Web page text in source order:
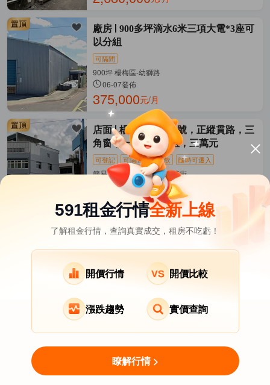
廠房
900多坪滴水6米三項大電*3座可
以分組
可隔間
900坪 楊梅區-幼獅路
06-07發佈
375,000元/月
店面
楊梅中山路14號，正縱貫路，三
角窗，一樓店面出租，三萬元
可登記 可隔間 可餐飲 隨時可遷入
簡易裝潢/20坪 楊梅區-大華街
06-04發佈
30,000元/月
其它租屋 熱門在租社區
龍潭區租屋
復興區租屋
關於我們 意見反饋 APP下載
Copyright © 2007-2026 by Addcn Technology Co.,Ltd.
用LINE MINI App找房 立即打開
591租金行情全新上線
了解租金行情，查詢真實成交，租房不吃虧！
開價行情 開價比較
漲跌趨勢 實價查詢
瞭解行情 >